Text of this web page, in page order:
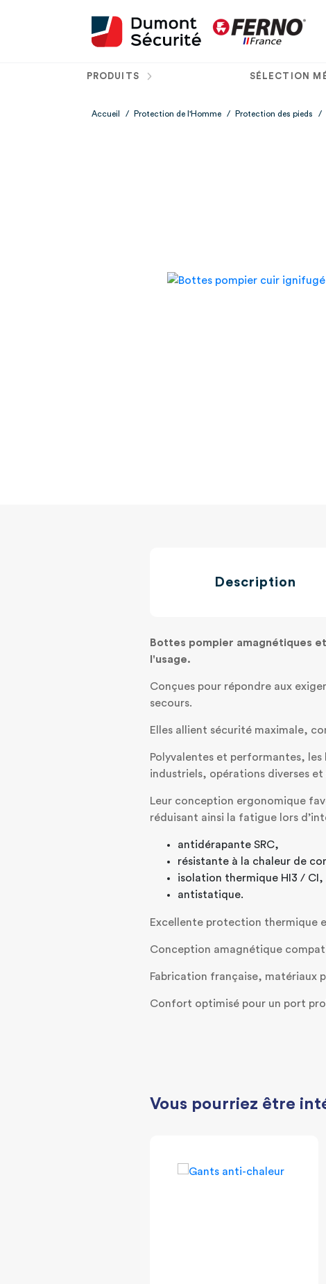
PRODUITS SÉLECTION
Accueil / Protection de l'Homme / Protection des pieds /
Description
Bottes pompier amagnétiques
l'usage.
Conçues pour répondre aux
secours.
Elles allient sécurité maximale,
Polyvalentes et performantes,
industriels, opérations diverses et
Leur conception ergonomique
réduisant ainsi la fatigue lors
antidérapante SRC,
résistante à la chaleur de
isolation thermique HI3 / CI,
antistatique.
Excellente protection thermique
Conception amagnétique
Fabrication française, matériaux
Confort optimisé pour un port
Vous pourriez être